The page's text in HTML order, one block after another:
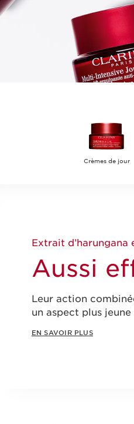
Crèmes de jour
Extrait d’harungana
Aussi
Leur action
un aspect plus
EN SAVOIR PLUS